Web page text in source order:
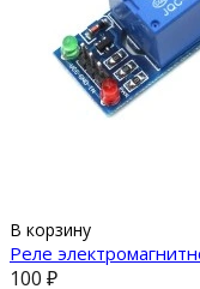
В корзину
Реле
100 ₽